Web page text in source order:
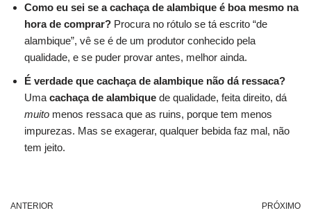
Como eu sei se acachaça de alambique é boa mesmo na
hora de comprar? Procura no rótulo se tá escrito “de
alambique”, vê se é de um produtor conhecido pela
qualidade, e se puder provar antes, melhor ainda.
É verdade que cachaça de alambique não dá ressaca?
Uma cachaça de alambique de qualidade, feita direito, dá
muito menos ressaca que as ruins, porque tem menos
impurezas. Mas se exagerar, qualquer bebida faz mal, não
tem jeito.
ANTERIOR PRÓXIMO